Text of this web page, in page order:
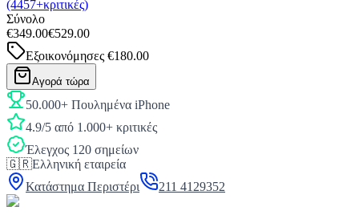
(4457+κριτικές)
Σύνολο
€349.00€529.00
Εξοικονόμησες €180.00
Αγορά τώρα
50.000+ Πουλημένα iPhone
4.9/5 από 1.000+ κριτικές
Έλεγχος 120 σημείων
🇬🇷Ελληνική εταιρεία
Κατάστημα Περιστέρι
211 4129352